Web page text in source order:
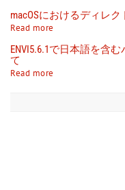
macOSにおけるディレ
Read more
ENVI5.6.1で日本語を含
て
Read more